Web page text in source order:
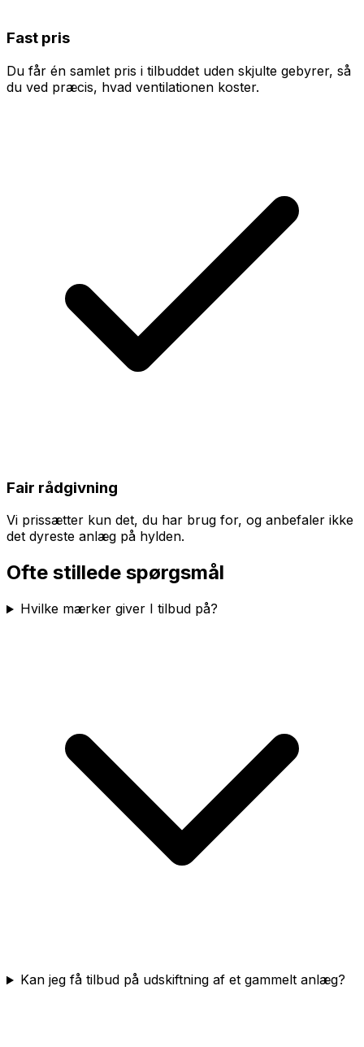
Fast pris
Du får én samlet pris i tilbuddet uden skjulte gebyrer, så
du ved præcis, hvad ventilationen koster.
Fair rådgivning
Vi prissætter kun det, du har brug for, og anbefaler ikke
det dyreste anlæg på hylden.
Ofte stillede spørgsmål
Hvilke mærker giver I tilbud på?
Kan jeg få tilbud på udskiftning af et gammelt anlæg?